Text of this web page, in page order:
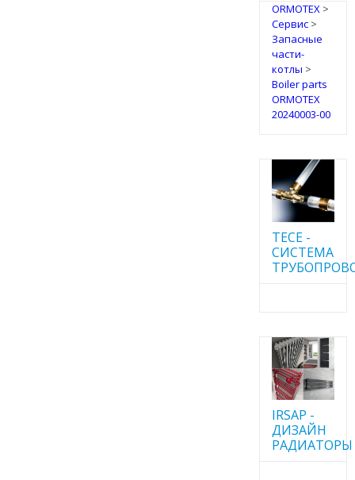
ORMOTEX>
Сервис>
Запасные
части-
котлы >
Boiler parts
ORMOTEX
20240003-00
TECE -
CИСТЕМА
IRSAP -
ДИЗАЙН
РАДИАТОРЫ